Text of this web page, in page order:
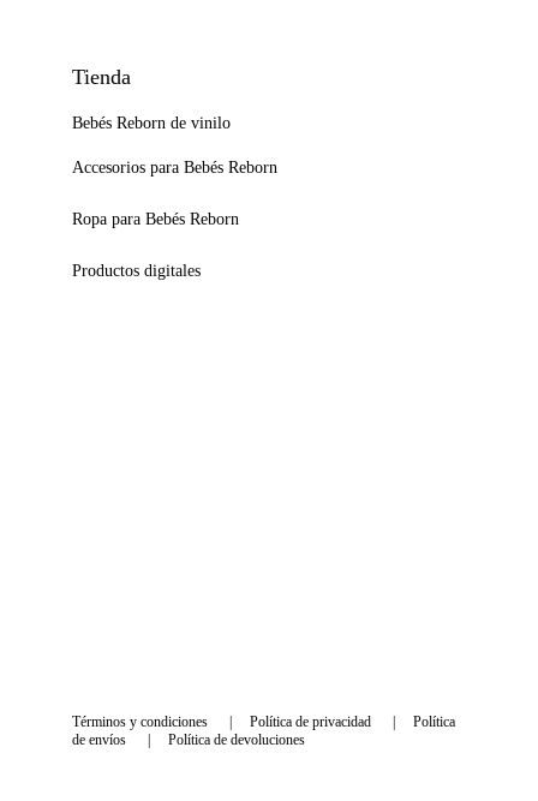
Términos y condiciones Política de privacidad
Política
de envíos
Política de devoluciones
Tienda
Bebés Reborn de vinilo
Accesorios para Bebés Reborn
Productos digitales
Ropa para Bebés Reborn